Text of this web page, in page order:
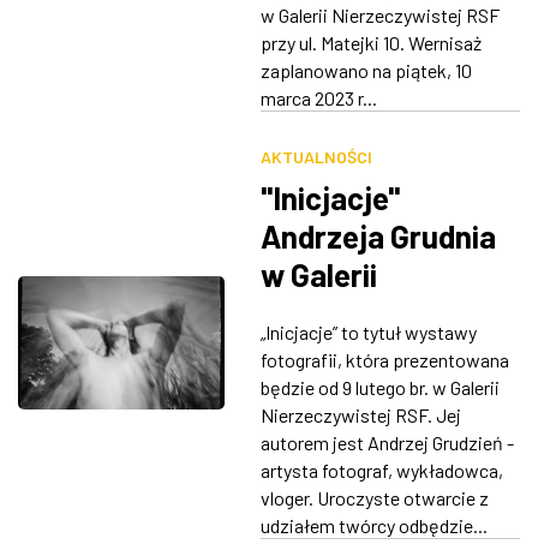
w Galerii Nierzeczywistej RSF
przy ul. Matejki 10. Wernisaż
zaplanowano na piątek, 10
marca 2023 r...
AKTUALNOŚCI
"Inicjacje"
Andrzeja Grudnia
w Galerii
„Inicjacje” to tytuł wystawy
fotografii, która prezentowana
będzie od 9 lutego br. w Galerii
Nierzeczywistej RSF. Jej
autorem jest Andrzej Grudzień -
artysta fotograf, wykładowca,
vloger. Uroczyste otwarcie z
udziałem twórcy odbędzie...